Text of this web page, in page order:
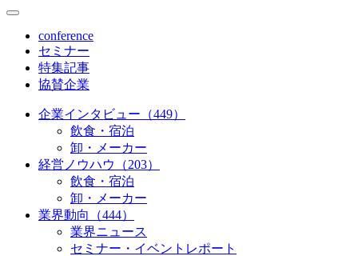
conference
セミナー
特集記事
協賛企業
企業インタビュー（449）
飲食・宿泊
卸・メーカー
経営ノウハウ（203）
飲食・宿泊
卸・メーカー
業界動向（444）
業界ニュース
セミナー・イベントレポート